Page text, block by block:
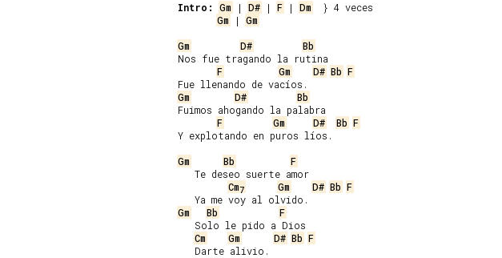
Intro: Gm | D# | F | Dm
Gm | Gm
Gm
D#
Bb
Nos fue tragando la rutina
F
Gm D# Bb F
Gm
D#
Bb
Fuimos ahogando la palabra
F
Gm D# Bb F
Y explotando en puros líos.
Gm
Bb
F
   Te deseo suerte amor
Cm7 Gm D# Bb F
Gm
Bb
F
   Solo le pido a Dios
Cm
Gm D# Bb F
   Darte alivio.